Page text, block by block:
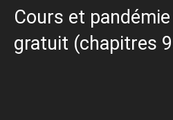
Cours et
gratuit (chapitres